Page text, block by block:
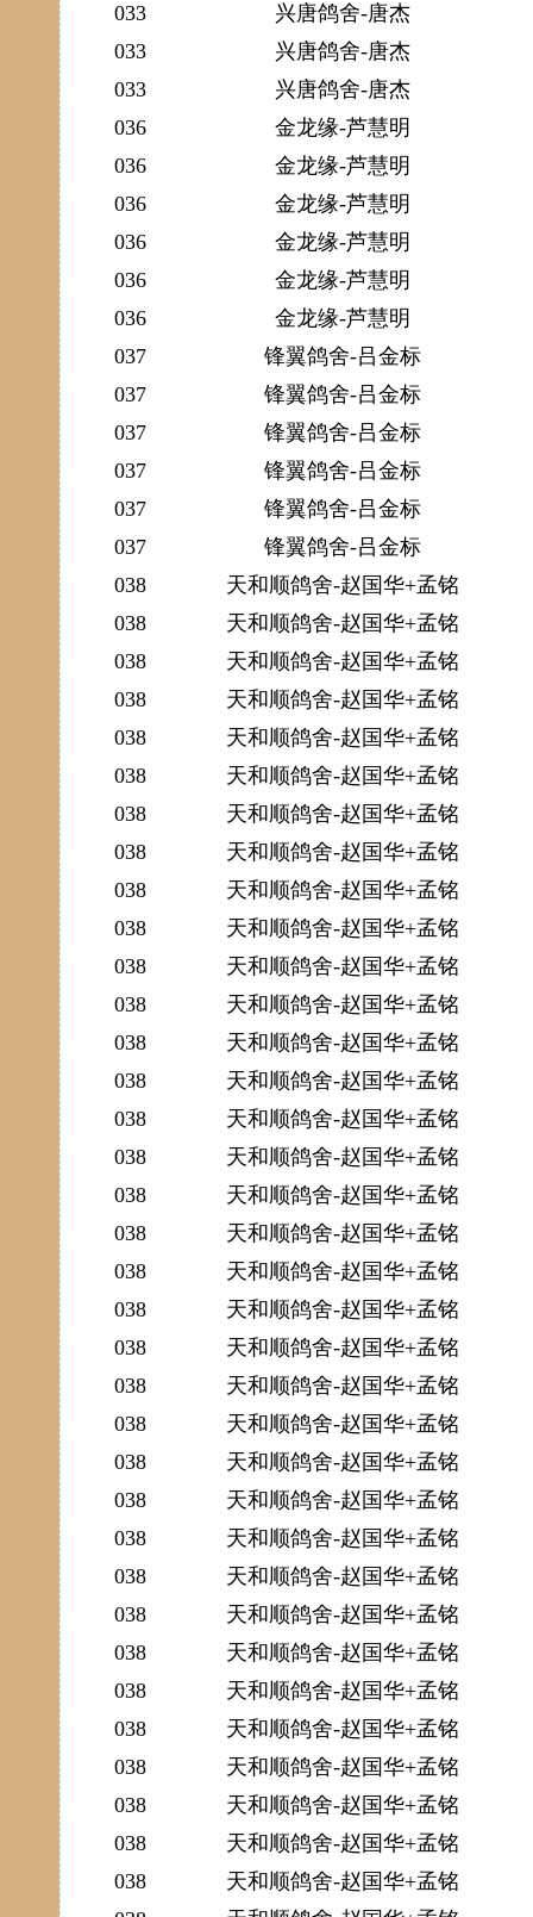
033
兴唐鸽舍-唐杰
033
兴唐鸽舍-唐杰
033
兴唐鸽舍-唐杰
036
金龙缘-芦慧明
036
金龙缘-芦慧明
036
金龙缘-芦慧明
036
金龙缘-芦慧明
036
金龙缘-芦慧明
036
金龙缘-芦慧明
037
锋翼鸽舍-吕金标
037
锋翼鸽舍-吕金标
037
锋翼鸽舍-吕金标
037
锋翼鸽舍-吕金标
037
锋翼鸽舍-吕金标
037
锋翼鸽舍-吕金标
038
天和顺鸽舍-赵国华+孟铭
038
天和顺鸽舍-赵国华+孟铭
038
天和顺鸽舍-赵国华+孟铭
038
天和顺鸽舍-赵国华+孟铭
038
天和顺鸽舍-赵国华+孟铭
038
天和顺鸽舍-赵国华+孟铭
038
天和顺鸽舍-赵国华+孟铭
038
天和顺鸽舍-赵国华+孟铭
038
天和顺鸽舍-赵国华+孟铭
038
天和顺鸽舍-赵国华+孟铭
038
天和顺鸽舍-赵国华+孟铭
038
天和顺鸽舍-赵国华+孟铭
038
天和顺鸽舍-赵国华+孟铭
038
天和顺鸽舍-赵国华+孟铭
038
天和顺鸽舍-赵国华+孟铭
038
天和顺鸽舍-赵国华+孟铭
038
天和顺鸽舍-赵国华+孟铭
038
天和顺鸽舍-赵国华+孟铭
038
天和顺鸽舍-赵国华+孟铭
038
天和顺鸽舍-赵国华+孟铭
038
天和顺鸽舍-赵国华+孟铭
038
天和顺鸽舍-赵国华+孟铭
038
天和顺鸽舍-赵国华+孟铭
038
天和顺鸽舍-赵国华+孟铭
038
天和顺鸽舍-赵国华+孟铭
038
天和顺鸽舍-赵国华+孟铭
038
天和顺鸽舍-赵国华+孟铭
038
天和顺鸽舍-赵国华+孟铭
038
天和顺鸽舍-赵国华+孟铭
038
天和顺鸽舍-赵国华+孟铭
038
天和顺鸽舍-赵国华+孟铭
038
天和顺鸽舍-赵国华+孟铭
038
天和顺鸽舍-赵国华+孟铭
038
天和顺鸽舍-赵国华+孟铭
038
天和顺鸽舍-赵国华+孟铭